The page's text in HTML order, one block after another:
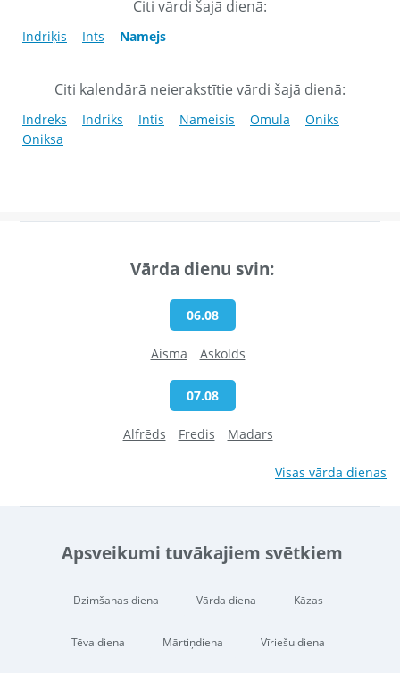
Citi vārdi šajā dienā:
Indriķis Ints Namejs
Citi kalendārā neierakstītie vārdi šajā dienā:
Indreks Indriks Intis Nameisis Omula
Oniks
Oniksa
Vārda dienu svin:
06.08
Aisma Askolds
07.08
Alfrēds Fredis Madars
Visas vārda dienas
Apsveikumi tuvākajiem svētkiem
Dzimšanas diena Vārda diena Kāzas
Tēva diena Mārtiņdiena Vīriešu diena